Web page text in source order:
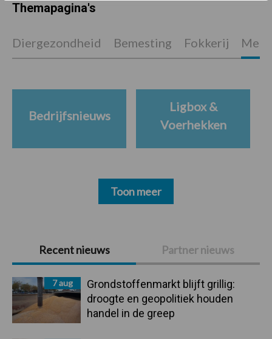
Primaire
Sidebar
Recent nieuws Partner nieuws
7 aug
Grondstoffenmarkt blijft grillig:
droogte en geopolitiek houden
handel in de greep
Themapagina's
Diergezondheid Bemesting Fokkerij
Bedrijfsnieuws
Ligbox &
Voerhekken
Toon meer